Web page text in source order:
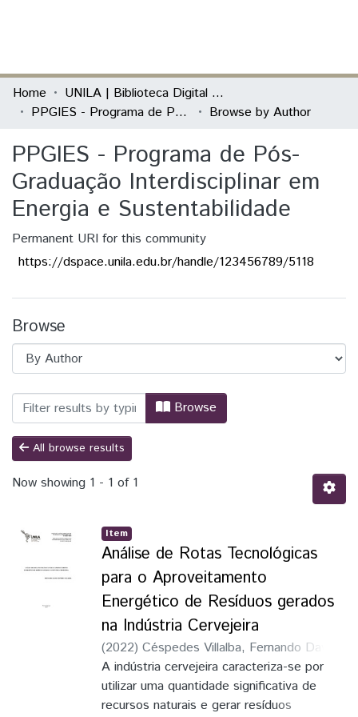
Communities & Collections
All of DSpace
Home
UNILA | Biblioteca Digital de Dissertações e Teses
PPGIES - Programa de Pós-Graduação Interdisciplinar em Energia e Sustentabilidade
Browse by Author
PPGIES - Programa de Pós-
Graduação Interdisciplinar em
Energia e Sustentabilidade
Permanent URI for this community
https://dspace.unila.edu.br/handle/123456789/5118
Browse
Browsing PPGIES - Programa de Pós-
Browse
All browse results
Now showing 1 - 1 of 1
Item
Análise de Rotas Tecnológicas
para o Aproveitamento
Energético de Resíduos gerados
na Indústria Cervejeira
(2022) Céspedes Villalba, Fernando David
Orientador
A indústria cervejeira caracteriza-se por
utilizar uma quantidade significativa de
recursos naturais e gerar resíduos